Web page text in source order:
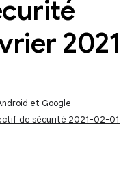
2021
et Google
de sécurité 2021-02-01